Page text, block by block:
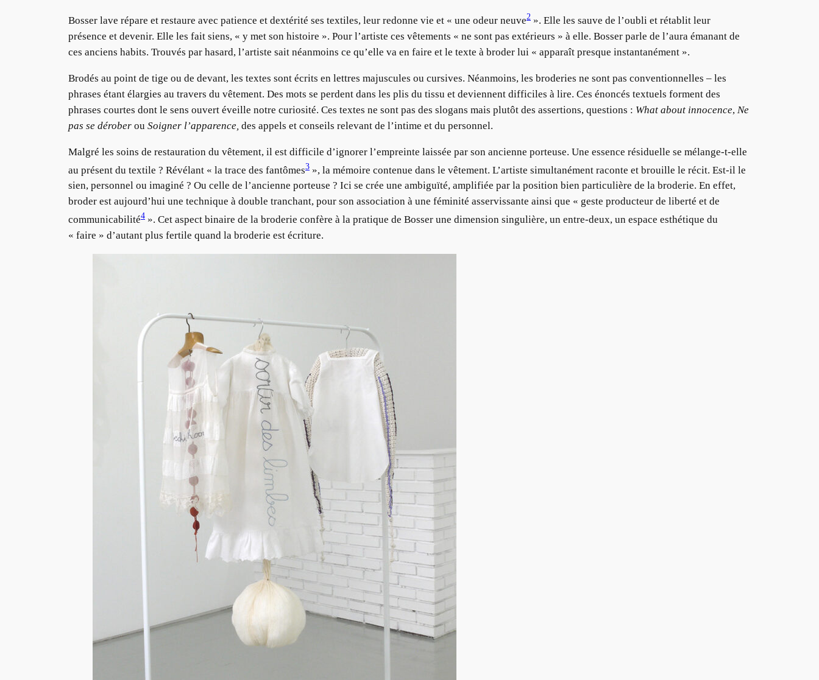
Bosser lave répare et restaure avec patience et dextérité ses textiles, leur redonne vie et « une odeur neuve2 ». Elle les sauve de l’oubli et rétablit leur
présence et devenir. Elle les fait siens, « y met son histoire ». Pour l’artiste ces vêtements « ne sont pas extérieurs » à elle. Bosser parle de l’aura émanant de
ces anciens habits. Trouvés par hasard, l’artiste sait néanmoins ce qu’elle va en faire et le texte à broder lui « apparaît presque instantanément ».
Brodés au point de tige ou de devant, les textes sont écrits en lettres majuscules ou cursives. Néanmoins, les broderies ne sont pas conventionnelles – les
phrases étant élargies au travers du vêtement. Des mots se perdent dans les plis du tissu et deviennent difficiles à lire. Ces énoncés textuels forment des
phrases courtes dont le sens ouvert éveille notre curiosité. Ces textes ne sont pas des slogans mais plutôt des assertions, questions : What about innocence, Ne
pas se dérober ou Soigner l’apparence, des appels et conseils relevant de l’intime et du personnel.
Malgré les soins de restauration du vêtement, il est difficile d’ignorer l’empreinte laissée par son ancienne porteuse. Une essence résiduelle se mélange-t-elle
au présent du textile ? Révélant « la trace des fantômes3 », la mémoire contenue dans le vêtement. L’artiste simultanément raconte et brouille le récit. Est-il le
sien, personnel ou imaginé ? Ou celle de l’ancienne porteuse ? Ici se crée une ambiguïté, amplifiée par la position bien particulière de la broderie. En effet,
broder est aujourd’hui une technique à double tranchant, pour son association à une féminité asservissante ainsi que « geste producteur de liberté et de
communicabilité4 ». Cet aspect binaire de la broderie confère à la pratique de Bosser une dimension singulière, un entre-deux, un espace esthétique du
« faire » d’autant plus fertile quand la broderie est écriture.